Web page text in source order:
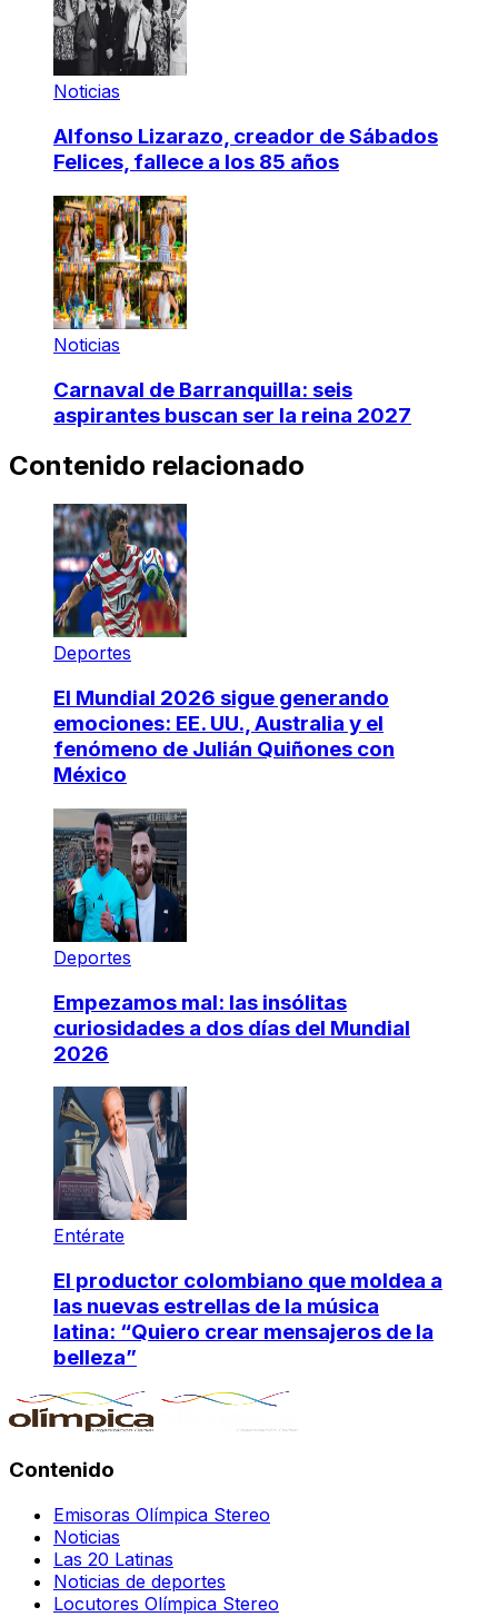
Noticias
Alfonso Lizarazo, creador de Sábados
Felices, fallece a los 85 años
Noticias
Carnaval de Barranquilla: seis
aspirantes buscan ser la reina 2027
Contenido relacionado
Deportes
El Mundial 2026 sigue generando
emociones: EE. UU., Australia y el
fenómeno de Julián Quiñones con
México
Deportes
Empezamos mal: las insólitas
curiosidades a dos días del Mundial
2026
Entérate
El productor colombiano que moldea a
las nuevas estrellas de la música
latina: “Quiero crear mensajeros de la
belleza”
Contenido
Emisoras Olímpica Stereo
Noticias
Las 20 Latinas
Noticias de deportes
Locutores Olímpica Stereo